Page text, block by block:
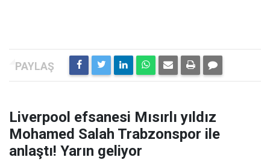
Liverpool efsanesi Mısırlı yıldız
Mohamed Salah Trabzonspor ile
anlaştı! Yarın geliyor